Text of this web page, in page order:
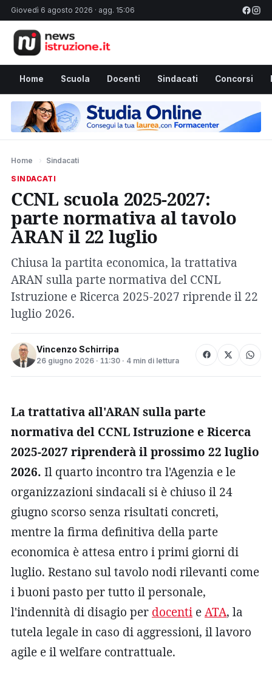
Giovedì 6 agosto 2026 · agg. 15:06
Home Scuola Docenti Sindacati Concorsi
Home › Sindacati
SINDACATI
CCNL scuola 2025-2027:
parte normativa al tavolo
ARAN il 22 luglio
Chiusa la partita economica, la trattativa
ARAN sulla parte normativa del CCNL
Istruzione e Ricerca 2025-2027 riprende il 22
luglio 2026.
Vincenzo Schirripa
26 giugno 2026 · 11:30 · 4 min di lettura
La trattativa all'ARAN sulla parte
normativa del CCNL Istruzione e Ricerca
2025-2027 riprenderà il prossimo 22 luglio
2026. Il quarto incontro tra l'Agenzia e le
organizzazioni sindacali si è chiuso il 24
giugno scorso senza risultati concreti,
mentre la firma definitiva della parte
economica è attesa entro i primi giorni di
luglio. Restano sul tavolo nodi rilevanti come
i buoni pasto per tutto il personale,
l'indennità di disagio per docenti eATA, la
tutela legale in caso di aggressioni, il lavoro
agile e il welfare contrattuale.